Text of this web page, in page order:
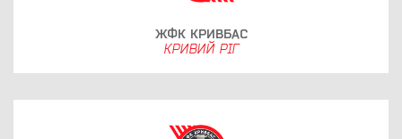
ЖФК КРИВБАС
КРИВИЙ РІГ